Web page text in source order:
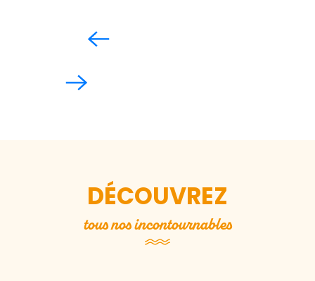
DÉCOUVREZ
tous nos incontournables